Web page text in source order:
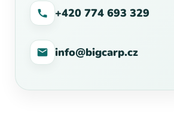
+420 774 693 329
info@bigcarp.cz